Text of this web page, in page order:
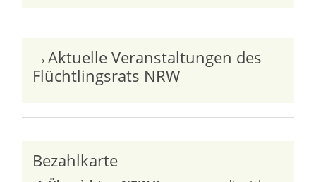
→Aktuelle Veranstaltungen des
Flüchtlingsrats NRW
Bezahlkarte